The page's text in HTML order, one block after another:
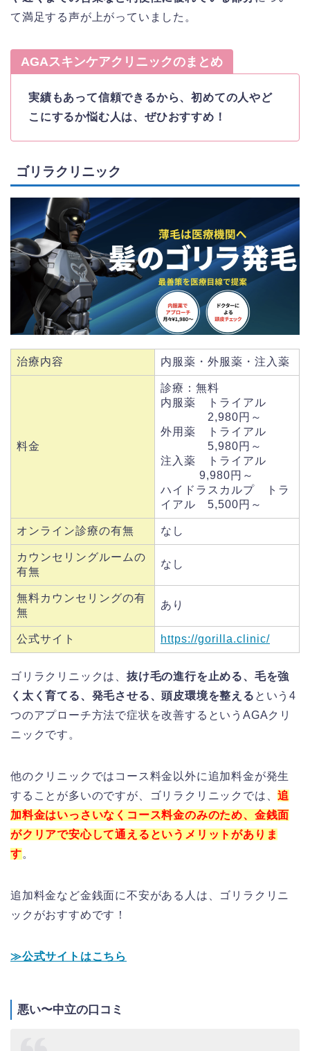
て満足する声が上がっていました。
AGAスキンケアクリニックのまとめ
実績もあって信頼できるから、初めての人やど
こにするか悩む人は、ぜひおすすめ！
ゴリラクリニック
治療内容 内服薬・外服薬・注入薬
料金
診療：無料
内服薬 トライアル
2,980円～
外用薬 トライアル
5,980円～
注入薬 トライアル
9,980円～
ハイドラスカルプ トラ
イアル 5,500円～
オンライン診療の有無 なし
カウンセリングルームの
有無
なし
無料カウンセリングの有
無
あり
公式サイト https://gorilla.clinic/
ゴリラクリニックは、 抜け毛の進行を止める、毛を強
く太く育てる、発毛させる、頭皮環境を整える という4
つのアプローチ方法で症状を改善するというAGAクリ
ニックです。
他のクリニックではコース料金以外に追加料金が発生
することが多いのですが、ゴリラクリニックでは、追
加料金はいっさいなくコース料金のみのため、金銭面
がクリアで安心して通えるというメリットがありま
す。
追加料金など金銭面に不安がある人は、ゴリラクリニ
ックがおすすめです！
≫公式サイトはこちら
悪い〜中立の口コミ